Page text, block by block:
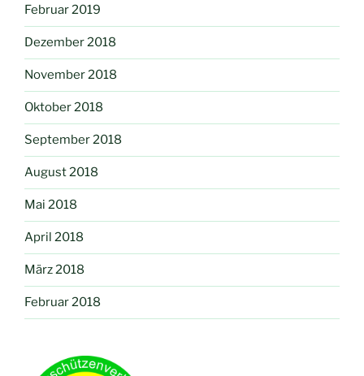
Februar 2019
Dezember 2018
November 2018
Oktober 2018
September 2018
August 2018
Mai 2018
April 2018
März 2018
Februar 2018